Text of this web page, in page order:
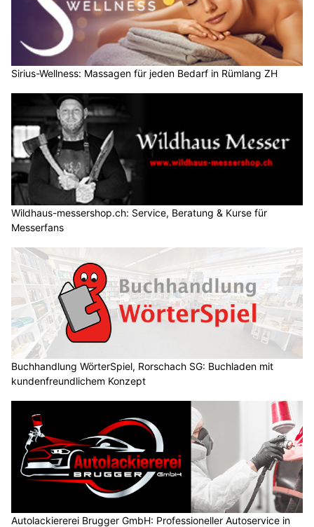
Sirius-Wellness: Massagen für jeden Bedarf in Rümlang ZH
Wildhaus-messershop.ch: Service, Beratung & Kurse für
Messerfans
Buchhandlung WörterSpiel, Rorschach SG: Buchladen mit
kundenfreundlichem Konzept
Autolackiererei Brugger GmbH: Professioneller Autoservice in